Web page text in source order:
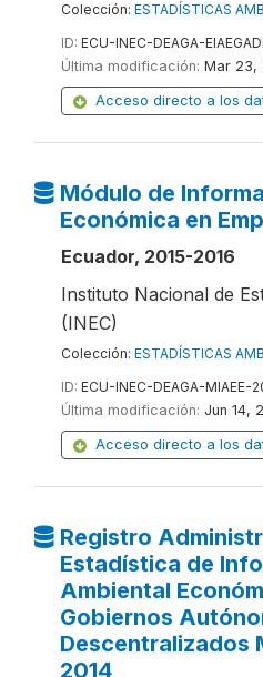
Colección: ESTADÍSTICAS
ID: ECU-INEC-DEAGA-
Última modificación: Mar 23,
Acceso directo a los
Módulo de
Económica en
Ecuador, 2015-2016
Instituto Nacional de
(INEC)
Colección: ESTADÍSTICAS
ID: ECU-INEC-DEAGA-MIAEE-
Última modificación: Jun 14,
Acceso directo a los
Registro
Estadística de
Ambiental
Gobiernos
Descentralizados
2014